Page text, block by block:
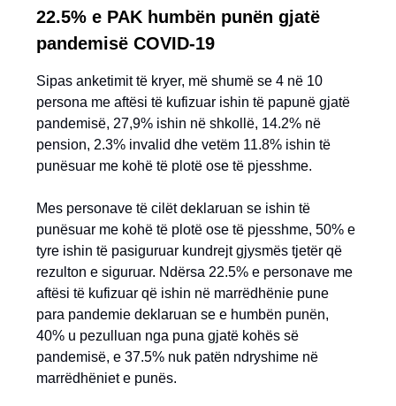
22.5% e PAK humbën punën gjatë
pandemisë COVID-19
Sipas anketimit të kryer, më shumë se 4 në 10
persona me aftësi të kufizuar ishin të papunë gjatë
pandemisë, 27,9% ishin në shkollë, 14.2% në
pension, 2.3% invalid dhe vetëm 11.8% ishin të
punësuar me kohë të plotë ose të pjesshme.
Mes personave të cilët deklaruan se ishin të
punësuar me kohë të plotë ose të pjesshme, 50% e
tyre ishin të pasiguruar kundrejt gjysmës tjetër që
rezulton e siguruar. Ndërsa 22.5% e personave me
aftësi të kufizuar që ishin në marrëdhënie pune
para pandemie deklaruan se e humbën punën,
40% u pezulluan nga puna gjatë kohës së
pandemisë, e 37.5% nuk patën ndryshime në
marrëdhëniet e punës.